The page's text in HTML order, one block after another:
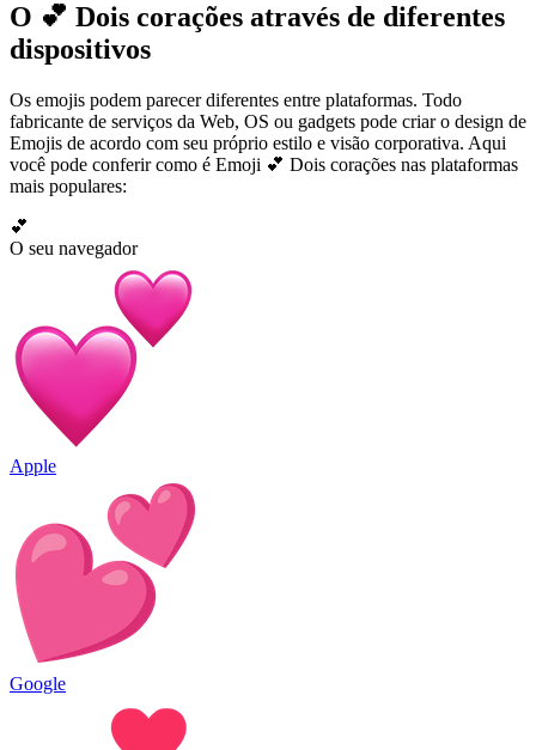
O 💕 Dois corações através de diferentes
dispositivos
Os emojis podem parecer diferentes entre plataformas. Todo
fabricante de serviços da Web, OS ou gadgets pode criar o design de
Emojis de acordo com seu próprio estilo e visão corporativa. Aqui
você pode conferir como é Emoji 💕 Dois corações nas plataformas
mais populares:
💕
O seu navegador
Apple
Google